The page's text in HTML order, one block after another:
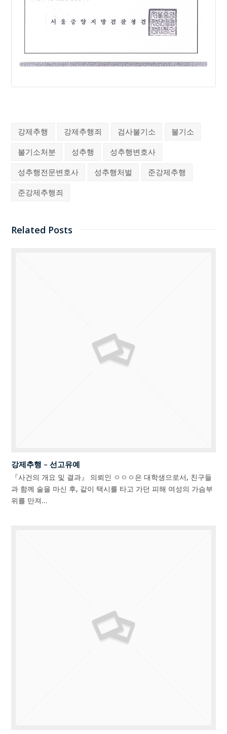
강제추행 강제추행죄 검사불기소
불기소
불기소처분
성추행
성추행변호사
성추행전문변호사
성추행처벌
준강제추행
준강제추행죄
Related Posts
강제추행 – 선고유예
『사건의 개요 및 결과』 의뢰인 ㅇㅇㅇ은 대학생으로서, 친구들
과 함께 술을 마신 후, 같이 택시를 타고 가던 피해 여성의 가슴부
위를 만져…